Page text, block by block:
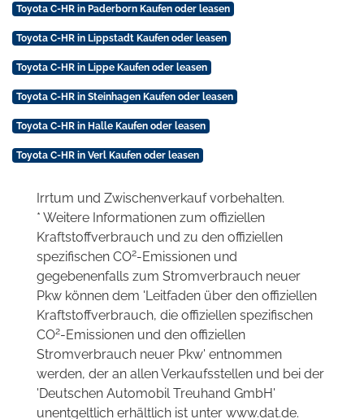
Toyota C-HR in Paderborn Kaufen oder leasen
Toyota C-HR in Lippstadt Kaufen oder leasen
Toyota C-HR in Lippe Kaufen oder leasen
Toyota C-HR in Steinhagen Kaufen oder leasen
Toyota C-HR in Halle Kaufen oder leasen
Toyota C-HR in Verl Kaufen oder leasen
Irrtum und Zwischenverkauf vorbehalten.
* Weitere Informationen zum offiziellen
Kraftstoffverbrauch und zu den offiziellen
spezifischen CO2-Emissionen und
gegebenenfalls zum Stromverbrauch neuer
Pkw können dem 'Leitfaden über den offiziellen
Kraftstoffverbrauch, die offiziellen spezifischen
CO2-Emissionen und den offiziellen
Stromverbrauch neuer Pkw' entnommen
werden, der an allen Verkaufsstellen und bei der
'Deutschen Automobil Treuhand GmbH'
unentgeltlich erhältlich ist unter www.dat.de.